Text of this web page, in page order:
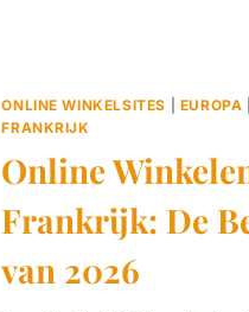
ONLINE WINKELSITES EUROPA
FRANKRIJK
Online
Frankrijk: De
van 2026